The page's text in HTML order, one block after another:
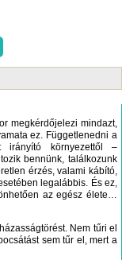
megkérdőjelezi mindazt,
ez. Függetlenedni a
irányító környezettől –
bennünk, találkozunk
érzés, valami kábító,
legalábbis. És ez,
az egész élete…
Nem tűri el
sem tűr el, mert a